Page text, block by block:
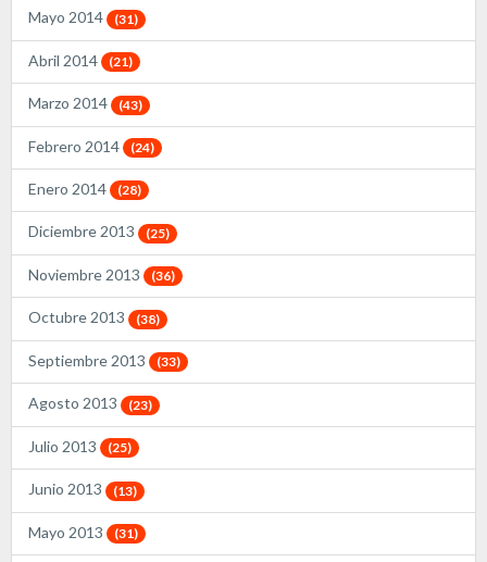
Mayo 2014 (31)
Abril 2014 (21)
Marzo 2014 (43)
Febrero 2014 (24)
Enero 2014 (28)
Diciembre 2013 (25)
Noviembre 2013 (36)
Octubre 2013 (38)
Septiembre 2013 (33)
Agosto 2013 (23)
Julio 2013 (25)
Junio 2013 (13)
Mayo 2013 (31)